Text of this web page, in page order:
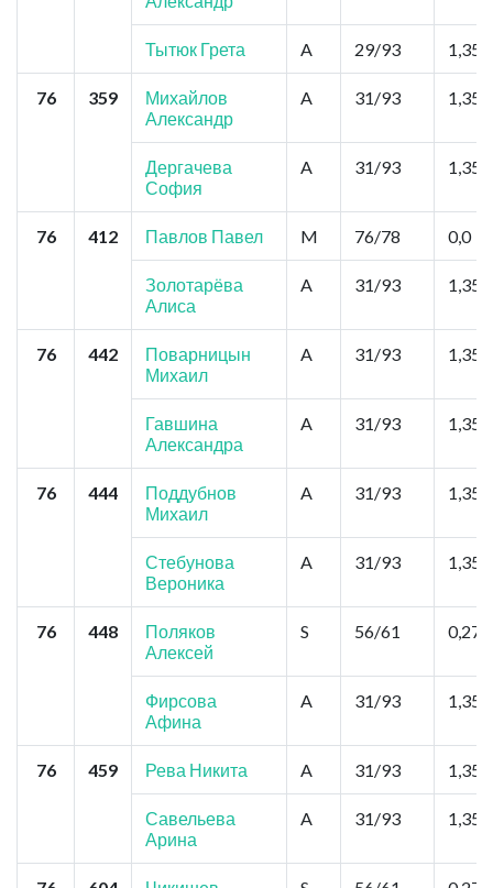
Тытюк Грета A 29/93 1,35
76 359
Михайлов
Александр
A 31/93 1,35
Дергачева
София
A 31/93 1,35
76 412 Павлов Павел M 76/78 0,0
Золотарёва
Алиса
A 31/93 1,35
76 442
Поварницын
Михаил
A 31/93 1,35
Гавшина
Александра
A 31/93 1,35
76 444
Поддубнов
Михаил
A 31/93 1,35
Стебунова
Вероника
A 31/93 1,35
76 448
Поляков
Алексей
S 56/61 0,27
Фирсова
Афина
A 31/93 1,35
76 459 Рева Никита A 31/93 1,35
Савельева
Арина
A 31/93 1,35